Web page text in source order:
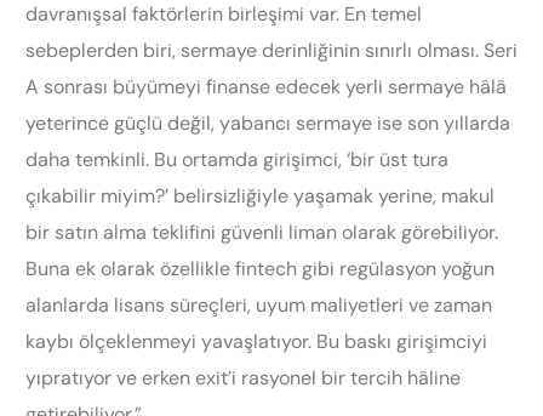
davranışsal faktörlerin birleşimi var. En temel
sebeplerden biri, sermaye derinliğinin sınırlı olması. Seri
A sonrası büyümeyi finanse edecek yerli sermaye hâlâ
yeterince güçlü değil, yabancı sermaye ise son yıllarda
daha temkinli. Bu ortamda girişimci, ‘bir üst tura
çıkabilir miyim?’ belirsizliğiyle yaşamak yerine, makul
bir satın alma teklifini güvenli liman olarak görebiliyor.
Buna ek olarak özellikle fintech gibi regülasyon yoğun
alanlarda lisans süreçleri, uyum maliyetleri ve zaman
kaybı ölçeklenmeyi yavaşlatıyor. Bu baskı girişimciyi
yıpratıyor ve erken exit’i rasyonel bir tercih hâline